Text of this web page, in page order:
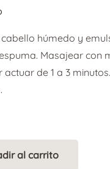
húmedo y
Masajear con
de 1 a 3
al carrito